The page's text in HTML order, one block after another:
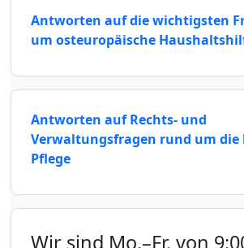
Antworten auf die wichtigsten
um osteuropäische
Antworten auf Rechts- und
Verwaltungsfragen rund um die
Pflege
Wir sind Mo.–Fr. von